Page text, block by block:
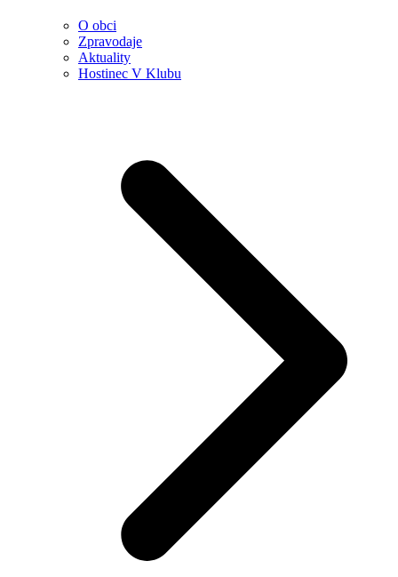
O obci
Zpravodaje
Aktuality
Hostinec V Klubu